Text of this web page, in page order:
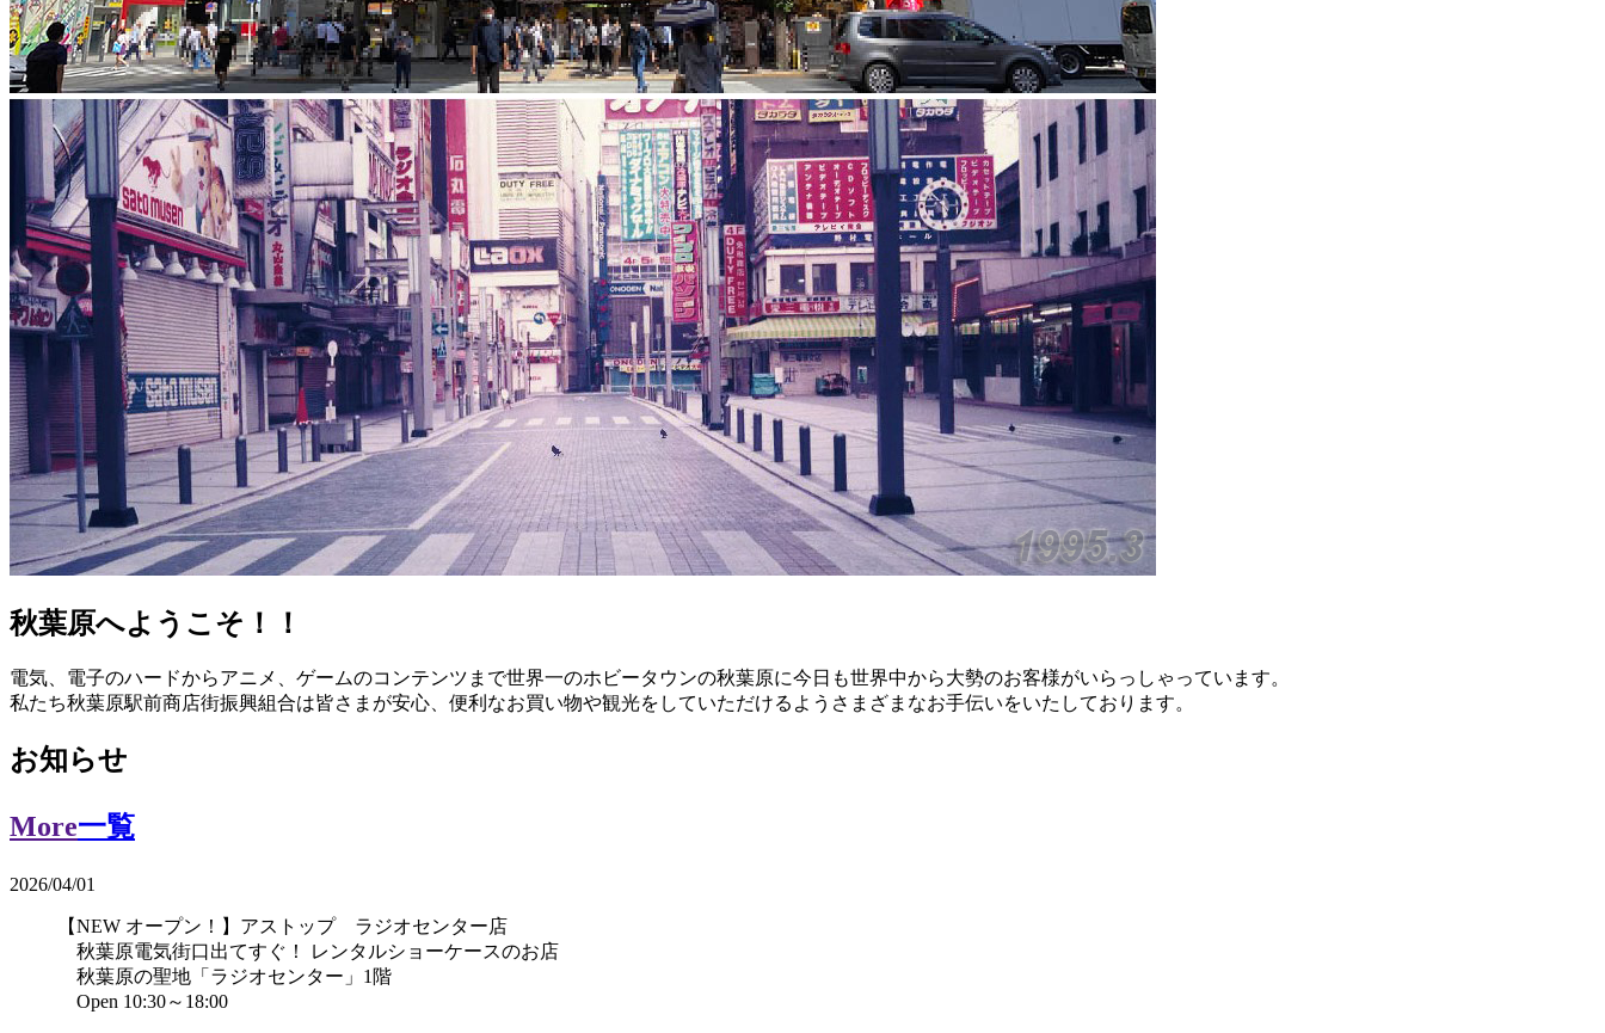
秋葉原へようこそ！！
電気、電子のハードからアニメ、ゲームのコンテンツまで世界一のホビータウンの秋葉原に今日も世界中から大勢のお客様がいらっしゃっています。
私たち秋葉原駅前商店街振興組合は皆さまが安心、便利なお買い物や観光をしていただけるようさまざまなお手伝いをいたしております。
お知らせ
More一覧
2026/04/01
【NEW オープン！】アストップ ラジオセンター店
秋葉原電気街口出てすぐ！ レンタルショーケースのお店
秋葉原の聖地「ラジオセンター」1階
Open 10:30～18:00